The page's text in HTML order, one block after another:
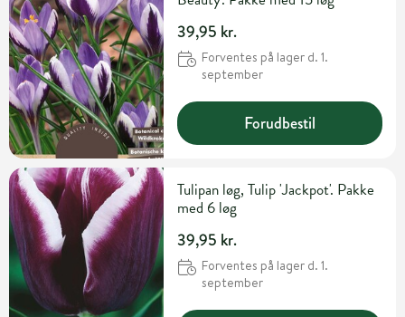
39,95 kr.
Forventes på lager d. 1.
september
Forudbestil
Tulipan løg, Tulip 'Jackpot'. Pakke
med 6 løg
39,95 kr.
Forventes på lager d. 1.
september